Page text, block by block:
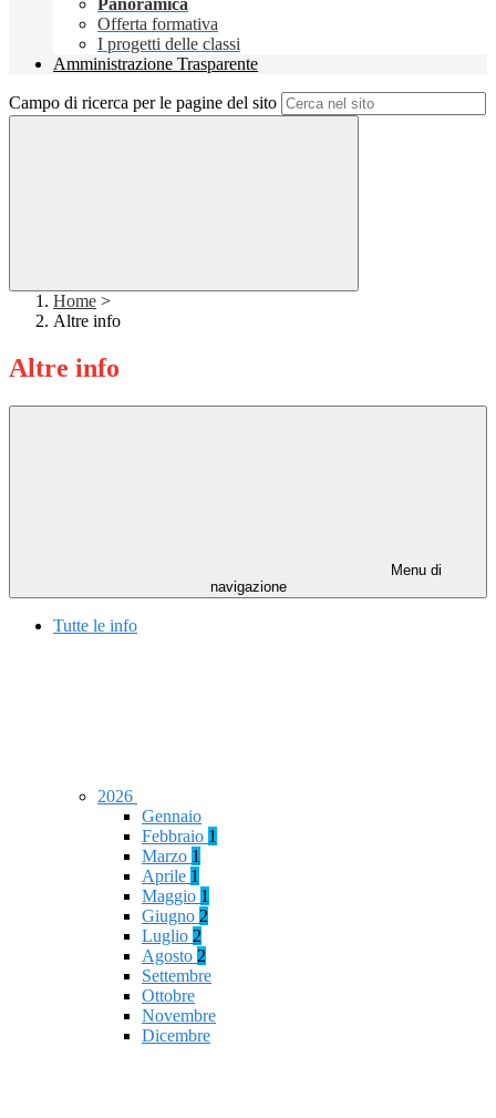
Panoramica
Offerta formativa
I progetti delle classi
Amministrazione Trasparente
Campo di ricerca per le pagine del sito
Home >
Altre info
Altre info
Menu di
navigazione
Tutte le info
2026
Gennaio
Febbraio 1
Marzo 1
Aprile 1
Maggio 1
Giugno 2
Luglio 2
Agosto 2
Settembre
Ottobre
Novembre
Dicembre